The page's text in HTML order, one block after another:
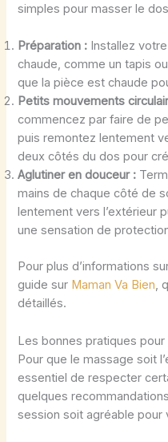
simples pour masser le
Préparation : Installez
chaude, comme un tapis
que la pièce est chaude
Petits mouvements
commencez par faire de
puis remontez lentement
deux côtés du dos pour
Aglutiner en douceur :
mains de chaque côté de
lentement vers l’extérieur
une sensation de
Pour plus d’informations
guide sur Maman Va Bien,
détaillés.
Les bonnes pratiques
Pour que le massage soit
essentiel de respecter
quelques
session soit agréable